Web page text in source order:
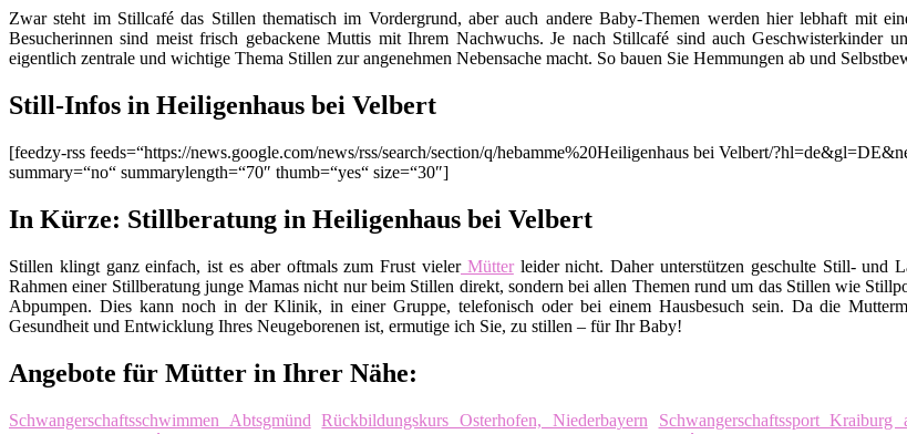
Zwar steht im Stillcafé das Stillen thematisch im Vordergrund, aber auch andere Baby-Themen werden hier lebhaft mit
Besucherinnen sind meist frisch gebackene Muttis mit Ihrem Nachwuchs. Je nach Stillcafé sind auch Geschwisterkinder
eigentlich zentrale und wichtige Thema Stillen zur angenehmen Nebensache macht. So bauen Sie Hemmungen ab und
Still-Infos in Heiligenhaus bei Velbert
[feedzy-rss feeds=“https://news.google.com/news/rss/search/section/q/hebamme%20Heiligenhaus bei Velbert/
summary=“no“ summarylength=“70″ thumb=“yes“ size=“30″]
In Kürze: Stillberatung in Heiligenhaus bei Velbert
Stillen klingt ganz einfach, ist es aber oftmals zum Frust vielerMütterleider nicht. Daher unterstützen geschulte Still- und
Rahmen einer Stillberatung junge Mamas nicht nur beim Stillen direkt, sondern bei allen Themen rund um das Stillen wie
Abpumpen. Dies kann noch in der Klinik, in einer Gruppe, telefonisch oder bei einem Hausbesuch sein. Da die
Gesundheit und Entwicklung Ihres Neugeborenen ist, ermutige ich Sie, zu stillen – für Ihr Baby!
Angebote für Mütter in Ihrer Nähe:
Schwangerschaftsschwimmen Abtsgmünd Rückbildungskurs Osterhofen, Niederbayern Schwangerschaftssport Kraiburg